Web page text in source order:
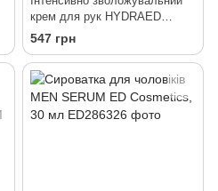
крем для рук HYDRAED
HAND CREAM ED Cosmetics,
547 грн